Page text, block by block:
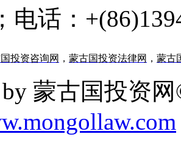
电话：
投资咨询网 ， 蒙古国投资法律网 ， 蒙古
by 蒙古国投资